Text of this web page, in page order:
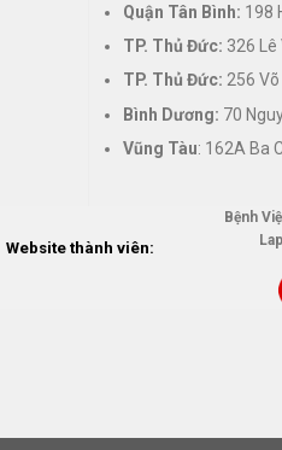
Quận Tân Bình: 198
TP. Thủ Đức: 326 Lê
TP. Thủ Đức: 256
Bình Dương: 70
Vũng Tàu: 162A Ba
Website thành viên:
Bệnh